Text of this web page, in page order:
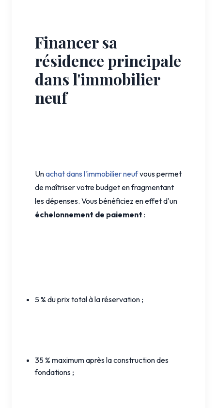
Financer sa
résidence principale
dans l'immobilier
neuf
Unachat dans l'immobilier neufvous permet
de maîtriser votre budget en fragmentant
les dépenses. Vous bénéficiez en effet d'un
échelonnement de paiement :
5 % du prix total à la réservation ;
35 % maximum après la construction des
fondations ;